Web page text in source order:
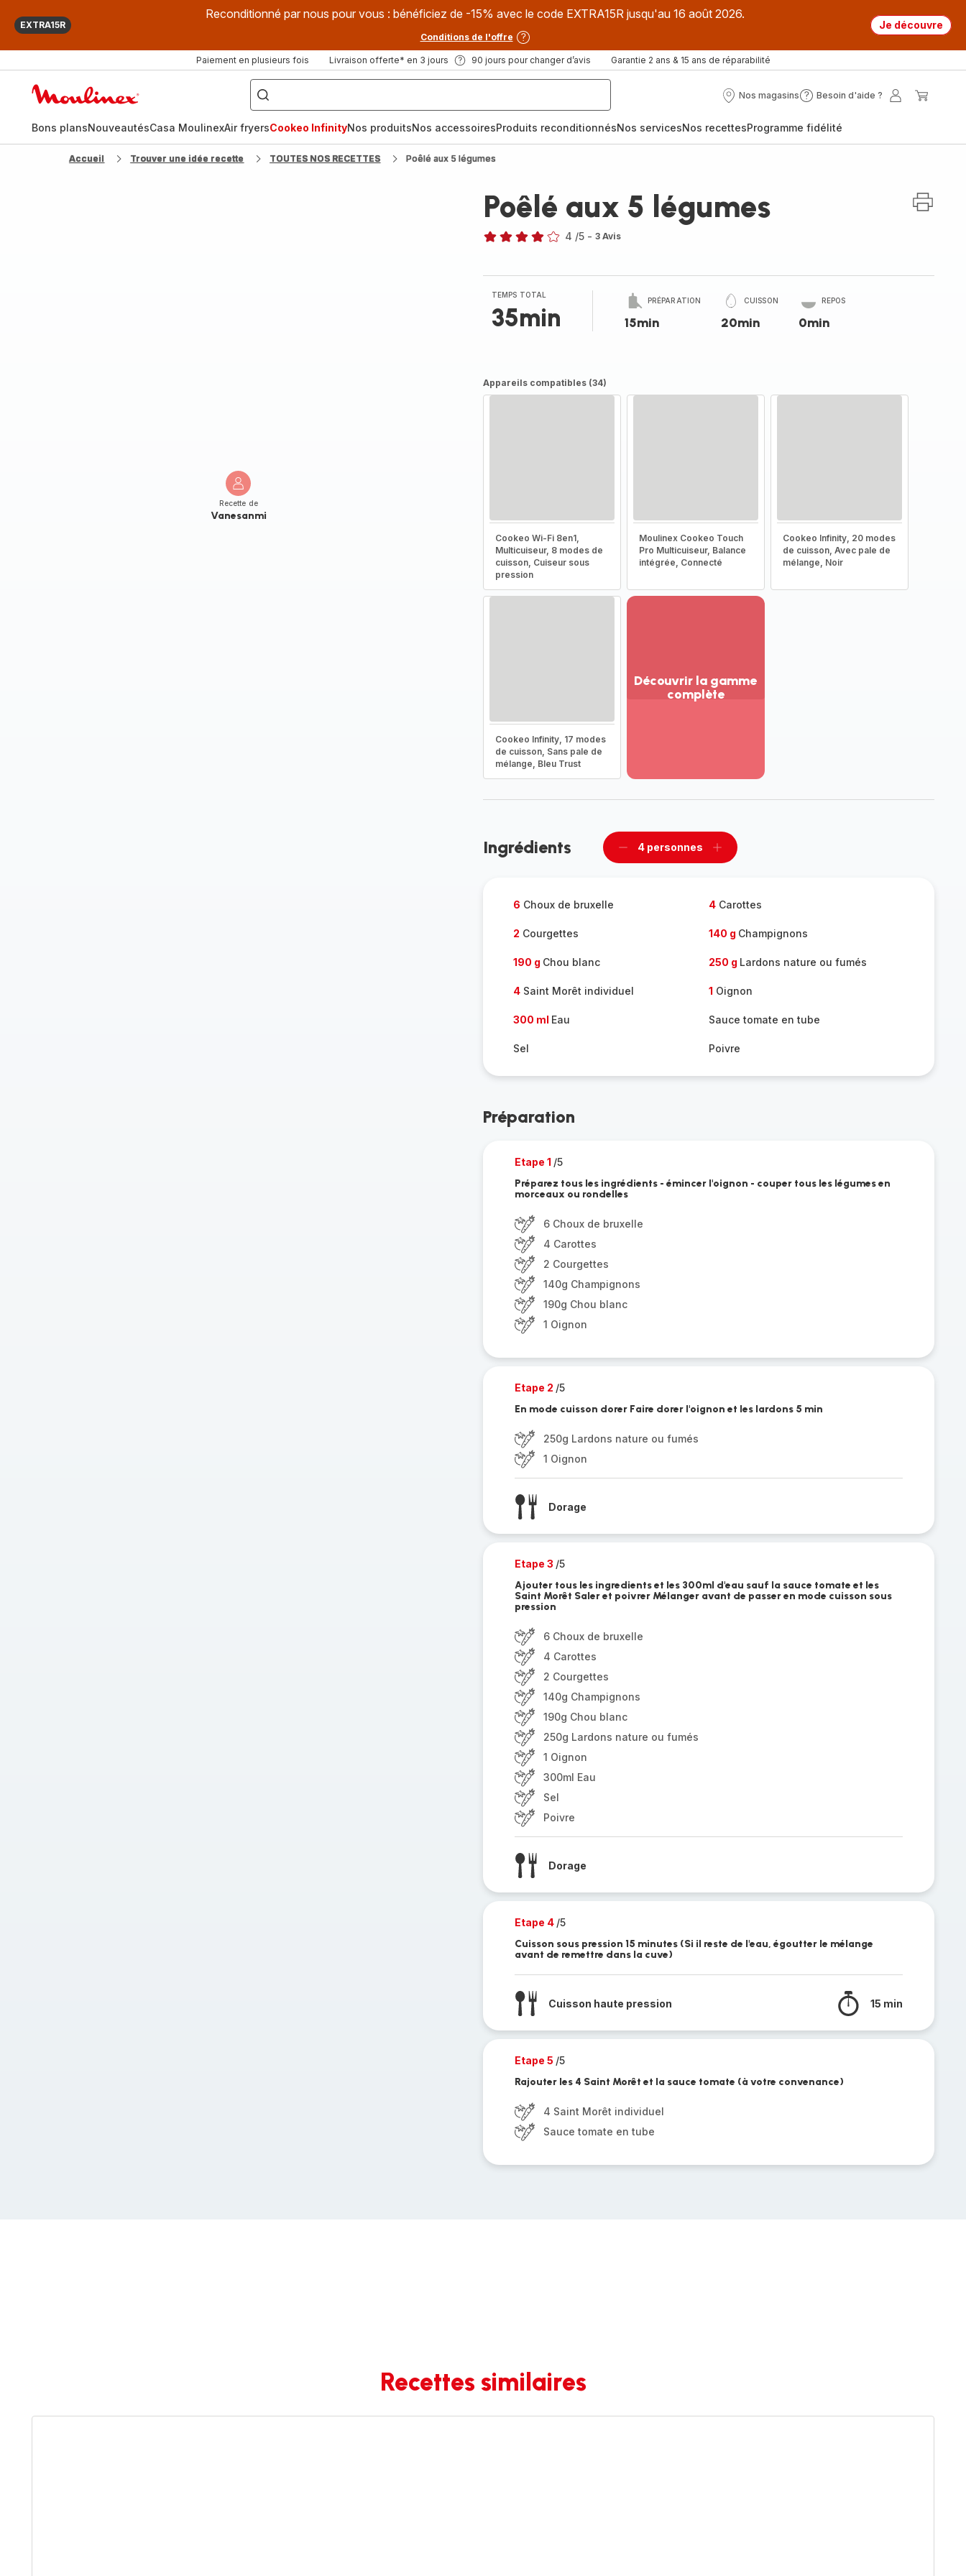
EXTRA15R
Reconditionné par nous pour vous : bénéficiez de -15% avec le code EXTRA15R jusqu'au 16 août 2026.
Conditions de l'offre
Je découvre
Paiement en plusieurs fois Livraison offerte* en 3 jours 90 jours pour changer d’avis Garantie 2 ans & 15 ans de réparabilité
["Que
recherchez-
vous
?",
fryer",
"Companion"]
Nos magasins
Nos
Besoin d'aide ?
Besoin
?
Mon
Bons plansNouveautésCasa MoulinexAir fryersCookeo InfinityNos produitsNos accessoiresProduits reconditionnésNos servicesNos recettesProgramme fidélité
Accueil Trouver une idée recette TOUTES NOS RECETTES Poêlé aux 5 légumes
Recette de
Vanesanmi
Poêlé aux 5 légumes
étoiles
(moyenne)
4 /5 - 3 Avis
TEMPS TOTAL
35min
PRÉPARATION
15min
CUISSON
20min
REPOS
0min
Appareils compatibles (34)
Cookeo Wi-Fi 8en1,
Multicuiseur, 8 modes de
cuisson, Cuiseur sous
pression
Moulinex Cookeo Touch
Pro Multicuiseur, Balance
intégrée, Connecté
Cookeo Infinity, 20 modes
de cuisson, Avec pale de
mélange, Noir
Cookeo Infinity, 17 modes
de cuisson, Sans pale de
mélange, Bleu Trust
Découvrir la gamme
complète
gamme
Ingrédients
Supprimer
4 personnes
Ajouter
6 Choux de bruxelle 4Carottes
2 Courgettes 140 g Champignons
190 g Chou blanc 250 g Lardons nature ou fumés
4Saint Morêt individuel 1 Oignon
300 ml Eau Sauce tomate en tube
Sel Poivre
Préparation
Etape 1 /5
Préparez tous les ingrédients - émincer l'oignon - couper tous les légumes en
morceaux ou rondelles
6 Choux de bruxelle
4 Carottes
2 Courgettes
140g Champignons
190g Chou blanc
1 Oignon
Etape 2 /5
En mode cuisson dorer Faire dorer l'oignon et les lardons 5 min
250g Lardons nature ou fumés
1 Oignon
Dorage
Etape 3 /5
Ajouter tous les ingredients et les 300ml d'eau sauf la sauce tomate et les
Saint Morêt Saler et poivrer Mélanger avant de passer en mode cuisson sous
pression
6 Choux de bruxelle
4 Carottes
2 Courgettes
140g Champignons
190g Chou blanc
250g Lardons nature ou fumés
1 Oignon
300ml Eau
Sel
Poivre
Dorage
Etape 4 /5
Cuisson sous pression 15 minutes (Si il reste de l'eau, égoutter le mélange
avant de remettre dans la cuve)
Cuisson haute pression 15 min
Etape 5 /5
Rajouter les 4 Saint Morêt et la sauce tomate (à votre convenance)
4 Saint Morêt individuel
Sauce tomate en tube
Recettes similaires